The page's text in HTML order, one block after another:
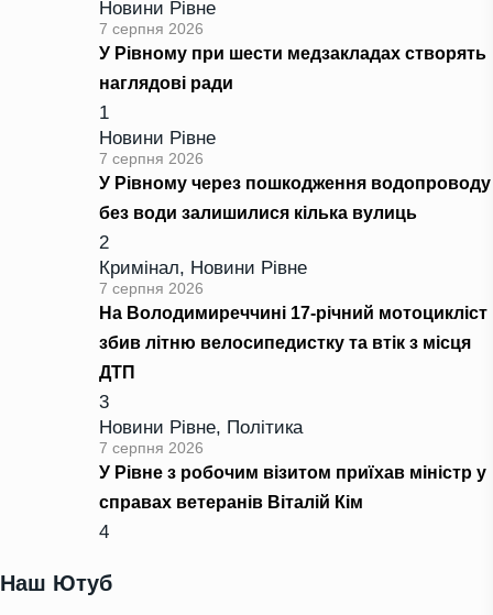
Новини Рівне
7 серпня 2026
У Рівному при шести медзакладах створять
наглядові ради
1
Новини Рівне
7 серпня 2026
У Рівному через пошкодження водопроводу
без води залишилися кілька вулиць
2
Кримінал, Новини Рівне
7 серпня 2026
На Володимиреччині 17-річний мотоцикліст
збив літню велосипедистку та втік з місця
ДТП
3
Новини Рівне, Політика
7 серпня 2026
У Рівне з робочим візитом приїхав міністр у
справах ветеранів Віталій Кім
4
Наш Ютуб